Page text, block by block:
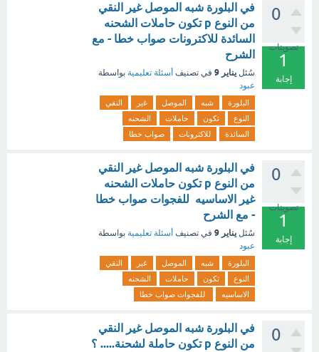
0
تصويتات
1
إجابة
في البلورة شبه الموصل غير النقي
من النوع p تكون حاملات الشحنه
السائدة للاكترونات صواب خطا - مع
الشرح
سُئل يناير 9 في تصنيف أسئلة تعليمية بواسطة
عبود
البلورة شبه الموصل غير
النقي
النوع
تكون حاملات
الشحنه
السائدة
للاكترونات صواب خطا
0
تصويتات
1
إجابة
في البلورة شبه الموصل غير النقي
من النوع p تكون حاملات الشحنه
غير الاساسيه للفجوات صواب خطا
- مع الشرح
سُئل يناير 9 في تصنيف أسئلة تعليمية بواسطة
عبود
البلورة شبه الموصل غير
النقي
النوع
تكون حاملات
الشحنه
الاساسيه
للفجوات صواب خطا
0
في البلورة شبه الموصل غير النقي
من النوع p تكون حاملة لشحنة..... ؟